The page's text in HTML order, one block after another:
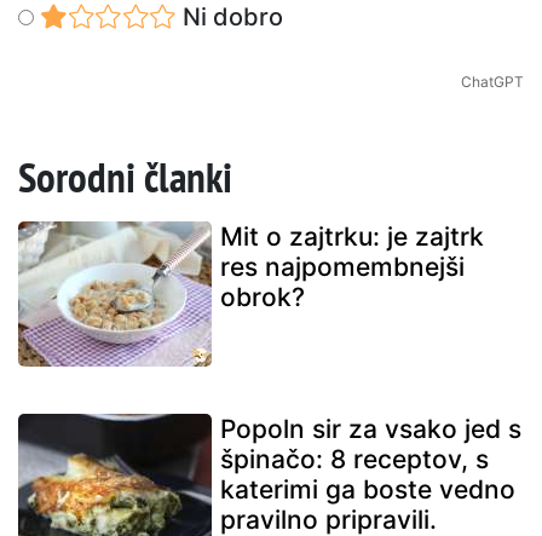
Ni dobro
ChatGPT
Sorodni članki
Mit o zajtrku: je zajtrk
res najpomembnejši
obrok?
Popoln sir za vsako jed s
špinačo: 8 receptov, s
katerimi ga boste vedno
pravilno pripravili.